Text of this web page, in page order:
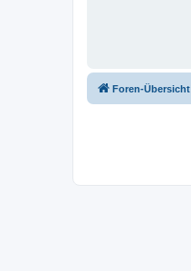
Foren-Übersicht